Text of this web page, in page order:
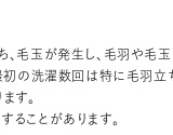
毛玉が発生し、毛羽や毛
初の洗濯数回は特に毛羽立
す。
ことがあります。